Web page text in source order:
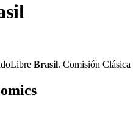
Brasil. Comisión Clásica